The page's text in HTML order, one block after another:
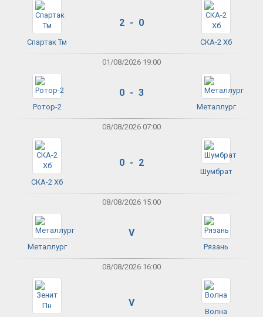
Спартак Тм
2 - 0
СКА-2 Хб
01/08/2026 19:00
Ротор-2
0 - 3
Металлург
08/08/2026 07:00
СКА-2 Хб
0 - 2
Шумбрат
08/08/2026 15:00
Металлург
V
Рязань
08/08/2026 16:00
V
Волна